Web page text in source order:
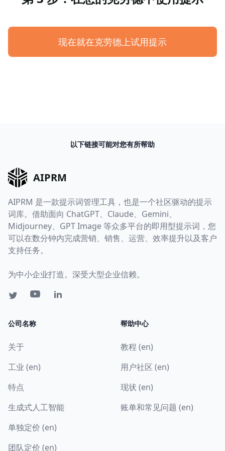
现在就在克劳德上试用提示
以下链接可能对您有所帮助
AIPRM
AIPRM 是一款提示词管理工具，也是一个社区驱动的提示
词库。借助面向 ChatGPT、Claude、Gemini、
Midjourney、GPT Image 等众多平台的即用型提示词，您
可以在数分钟内完成营销、销售、运营、效率提升以及客户
支持任务。
为中小企业打造。深受大型企业信赖。
公司名称
关于
工业 (en)
特点
生成式人工智能
单独定价 (en)
团队定价 (en)
帮助中心
教程 (en)
用户社区 (en)
现状 (en)
账单和常见问题 (en)